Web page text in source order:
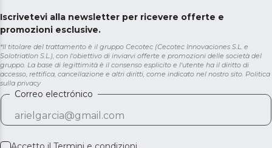
Iscrivetevi alla newsletter per ricevere offerte e
promozioni esclusive.
*Il titolare del trattamento è il gruppo Cecotec (Cecotec Innovaciones S.L. e
Solotriatlon S.L.), con l'obiettivo di inviarvi offerte e promozioni delle società del
gruppo. La base di legittimità è il consenso esplicito e l'utente ha il diritto di
accesso, rettifica, cancellazione e altri diritti, come indicato nel nostro sito. Politica
sulla privacy
Correo electrónico